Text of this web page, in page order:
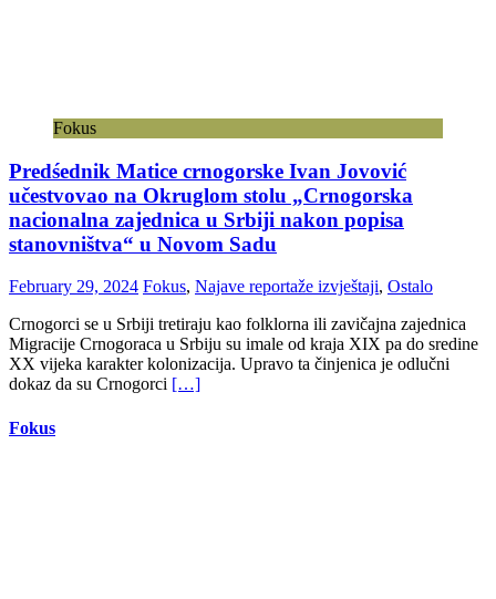
Fokus
Predśednik Matice crnogorske Ivan Jovović
učestvovao na Okruglom stolu „Crnogorska
nacionalna zajednica u Srbiji nakon popisa
stanovništva“ u Novom Sadu
February 29, 2024 Fokus, Najave reportaže izvještaji, Ostalo
Crnogorci se u Srbiji tretiraju kao folklorna ili zavičajna zajednica
Migracije Crnogoraca u Srbiju su imale od kraja XIX pa do sredine
XX vijeka karakter kolonizacija. Upravo ta činjenica je odlučni
dokaz da su Crnogorci […]
Fokus